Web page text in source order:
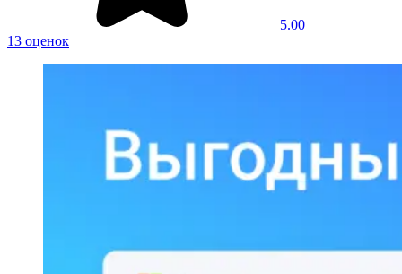
5.00
13 оценок